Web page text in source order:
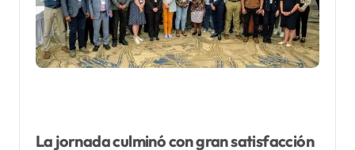
La jornada culminó con gran satisfacción